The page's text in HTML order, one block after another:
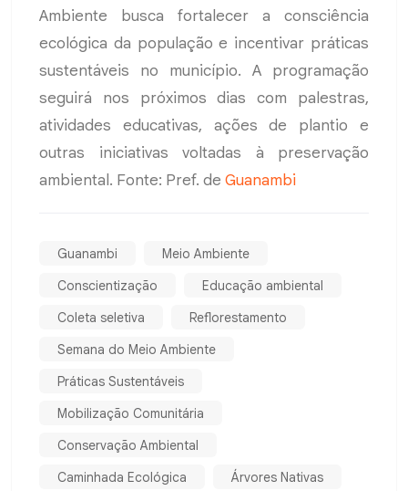
Ambiente busca fortalecer a consciência
ecológica da população e incentivar práticas
sustentáveis no município. A programação
seguirá nos próximos dias com palestras,
atividades educativas, ações de plantio e
outras iniciativas voltadas à preservação
ambiental. Fonte: Pref. de Guanambi
Guanambi
Meio Ambiente
Conscientização
Educação ambiental
Coleta seletiva
Reflorestamento
Semana do Meio Ambiente
Práticas Sustentáveis
Mobilização Comunitária
Conservação Ambiental
Caminhada Ecológica
Árvores Nativas